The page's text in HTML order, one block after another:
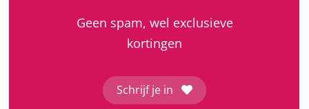
Geen spam, wel exclusieve
kortingen
Schrijf je in